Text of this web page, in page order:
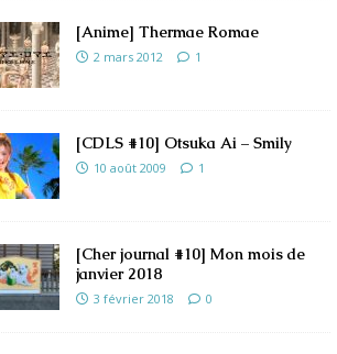
[Anime] Thermae Romae
2 mars 2012 1
[CDLS #10] Otsuka Ai – Smily
10 août 2009 1
[Cher journal #10] Mon mois de
janvier 2018
3 février 2018 0